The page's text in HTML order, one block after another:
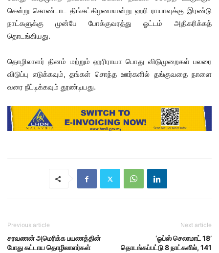
சென்று கொண்டாட திங்கட்கிழமையன்று ஹரி ராயாவுக்கு இரண்டு
நாட்களுக்கு முன்பே போக்குவரத்து ஓட்டம் அதிகரிக்கத்
தொடங்கியது.
தொழிலாளர் தினம் மற்றும் ஹரிராயா பொது விடுமுறைகள் பலரை
விடுப்பு எடுக்கவும், தங்கள் சொந்த ஊர்களில் தங்குவதை நாளை
வரை நீட்டிக்கவும் தூண்டியது.
Previous article
சரவணன் அமெரிக்க பயணத்தின்
போது கட்டாய தொழிலாளர்கள்
Next article
‘ஓப்ஸ் செலாமாட் 18’
தொடங்கப்பட்டு 8 நாட்களில், 141